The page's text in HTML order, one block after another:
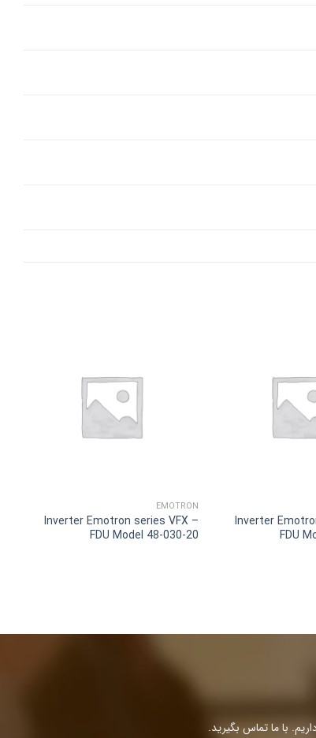
Inverter
FDU
EMOTRON
Inverter Emotron series VFX –
FDU Model 48-030-20
با ما تماس بگیرید.